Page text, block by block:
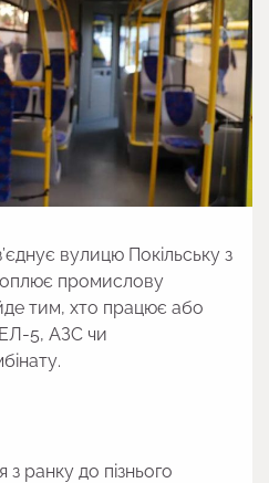
вулицю Покільську з
промислову
тим, хто працює або
5, АЗС чи
ранку до пізнього